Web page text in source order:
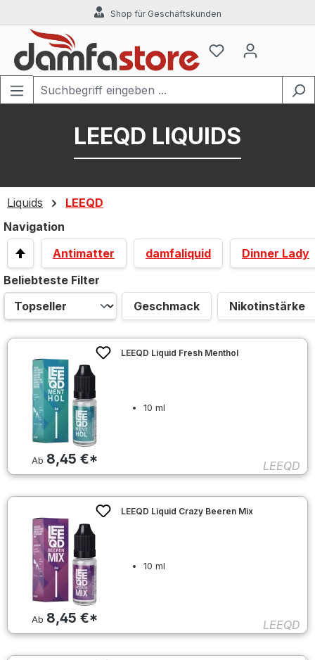
Zum Hauptinhalt springenShop für Geschäftskunden
LEEQD LIQUIDS
Liquids
LEEQD
Navigation
Antimatter
damfaliquid
Dinner Lady
Beliebteste Filter
Geschmack
Nikotinstärke
Ab 8,45 €*
LEEQD Liquid Fresh Menthol
10 ml
LEEQD
Ab 8,45 €*
LEEQD Liquid Crazy Beeren Mix
10 ml
LEEQD